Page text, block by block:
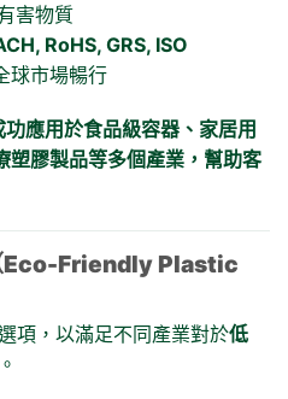
害物質
RoHS, GRS, ISO
球市場暢行
應用於食品級容器、家居用
塑膠製品等多個產業，幫助客
Eco-Friendly Plastic
項，以滿足不同產業對於低